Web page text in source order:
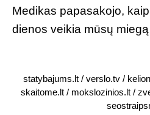
Medikas papasakojo,
dienos veikia mūsų miegą
statybajums.lt/ verslo.tv/
skaitome.lt/ mokslozinios.lt/